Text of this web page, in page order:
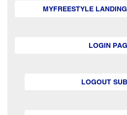
MYFREESTYLE
LOGIN
LOGOUT